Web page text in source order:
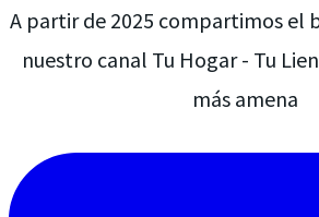
A partir de 2025 compartimos el
nuestro canal Tu Hogar - Tu
más amena